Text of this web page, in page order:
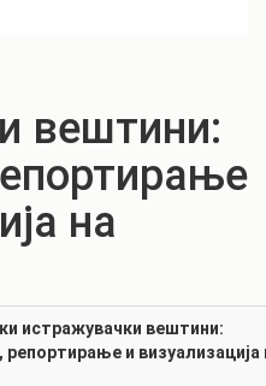
вештини:
на
истражувачки вештини:
и визуализација